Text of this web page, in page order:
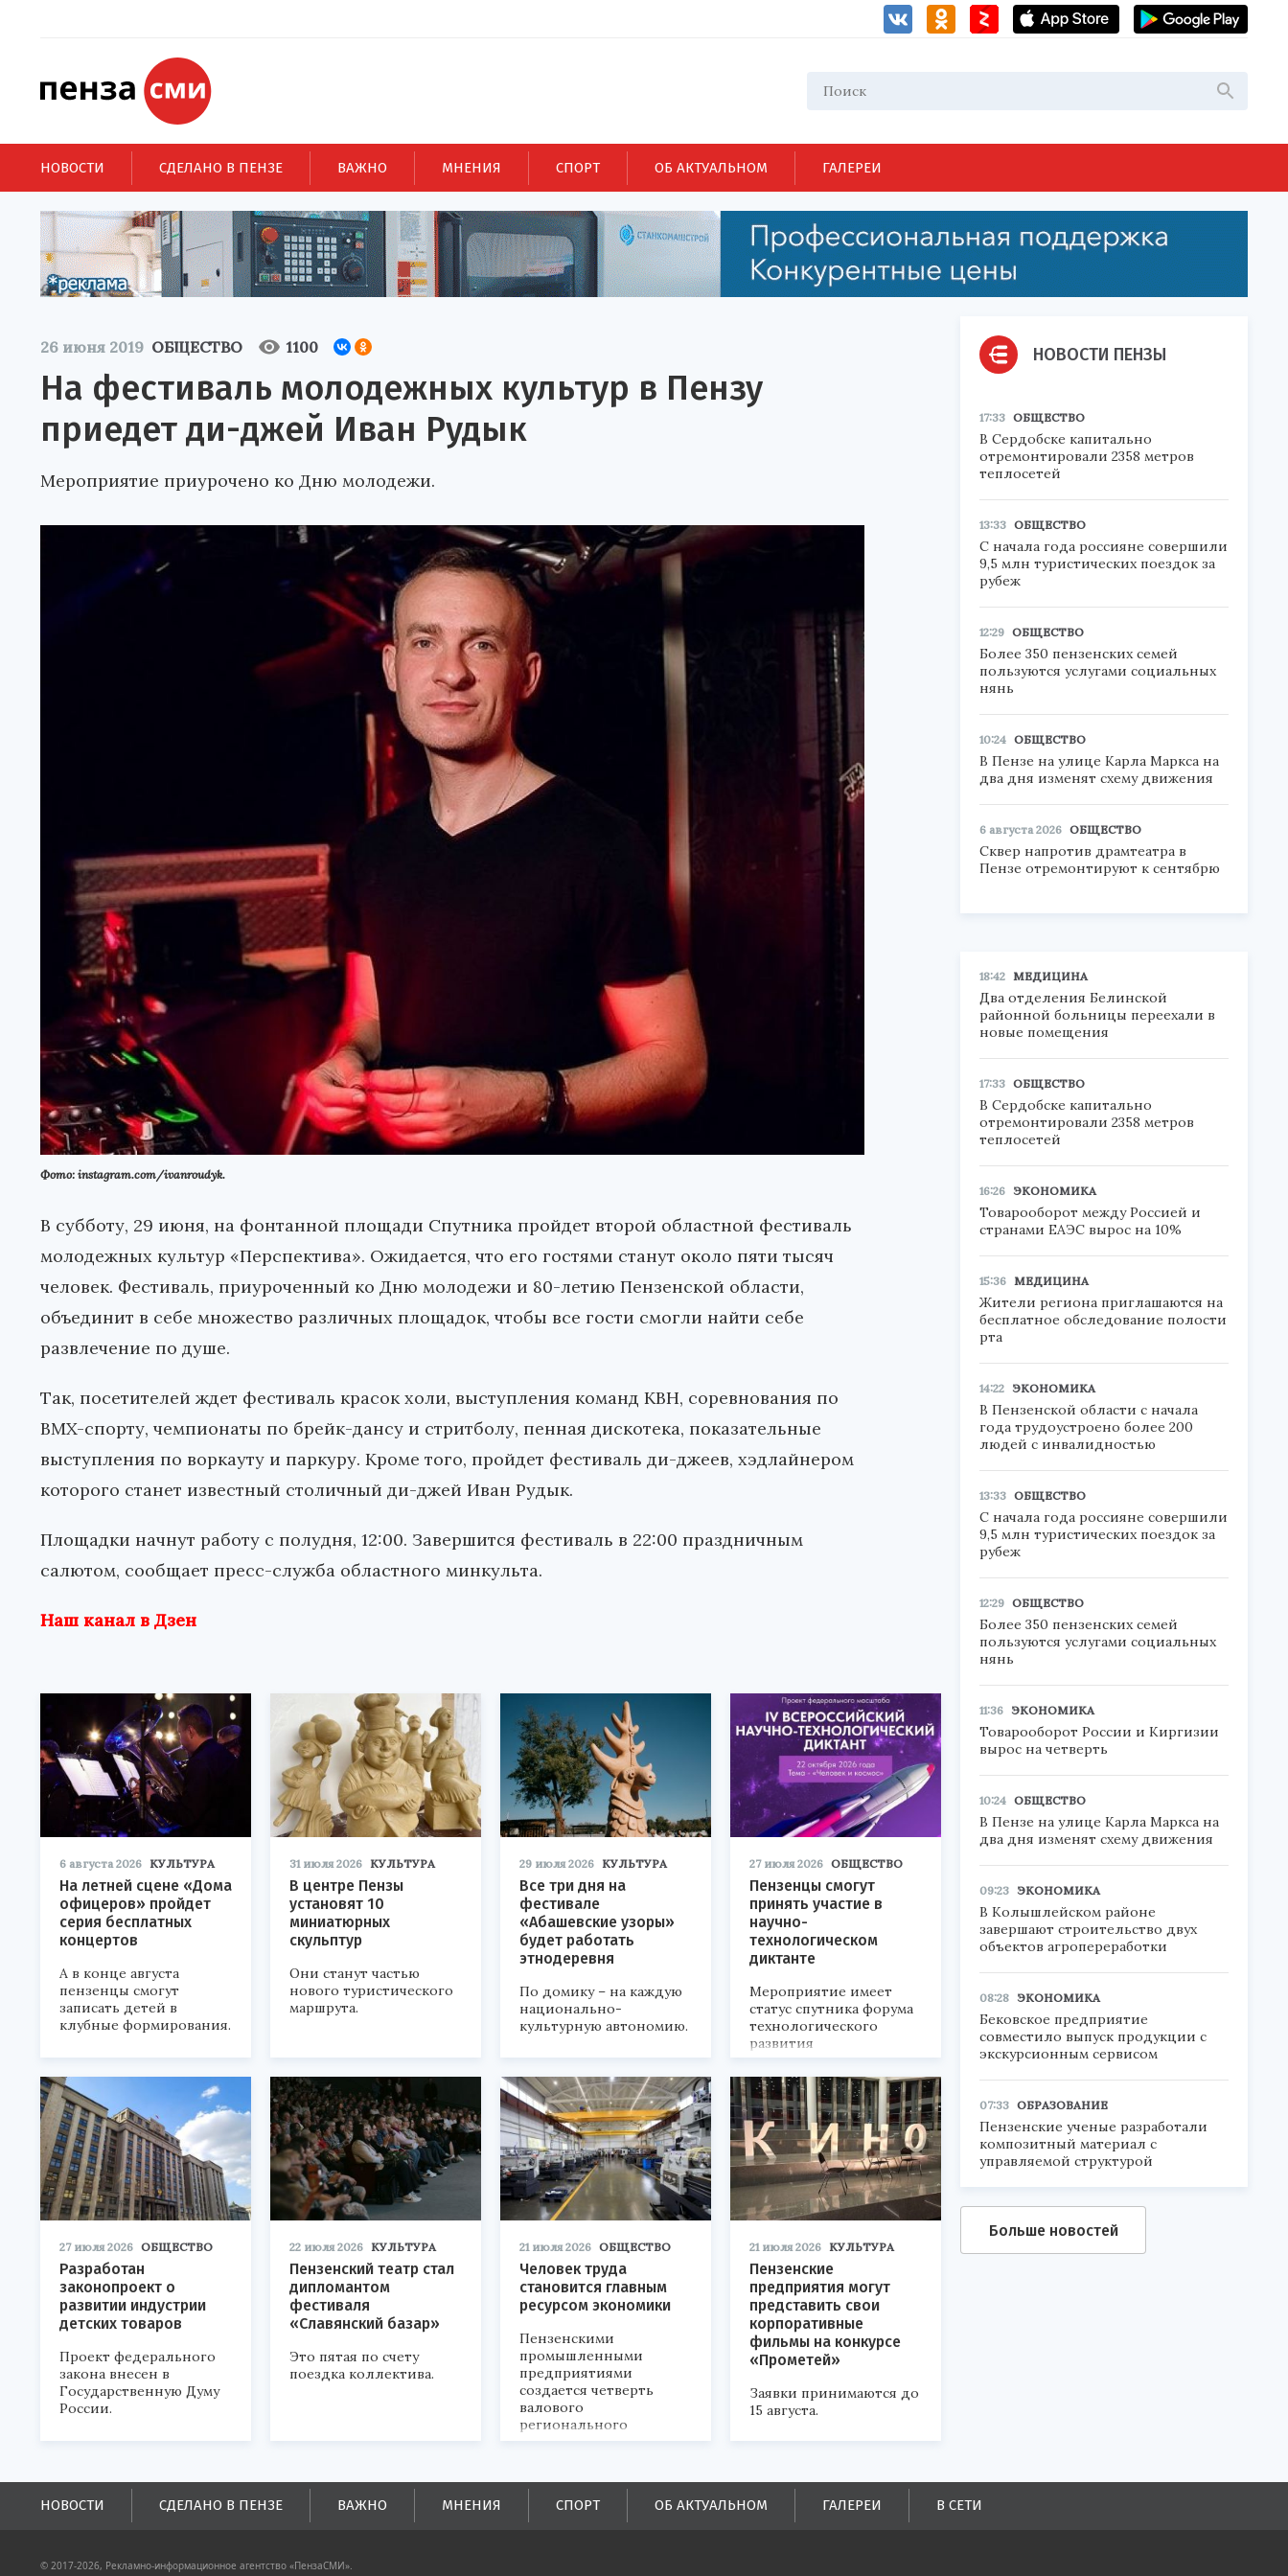
НОВОСТИ СДЕЛАНО В ПЕНЗЕ ВАЖНО МНЕНИЯ СПОРТ ОБ АКТУАЛЬНОМ ГАЛЕРЕИ
26 июня 2019 ОБЩЕСТВО 1100
На фестиваль молодежных культур в Пензу
приедет ди-джей Иван Рудык
Мероприятие приурочено ко Дню молодежи.
Фото: instagram.com/ivanroudyk.
В субботу, 29 июня, на фонтанной площади Спутника пройдет второй областной фестиваль
молодежных культур «Перспектива». Ожидается, что его гостями станут около пяти тысяч
человек. Фестиваль, приуроченный ко Дню молодежи и 80-летию Пензенской области,
объединит в себе множество различных площадок, чтобы все гости смогли найти себе
развлечение по душе.
Так, посетителей ждет фестиваль красок холи, выступления команд КВН, соревнования по
BMX-спорту, чемпионаты по брейк-дансу и стритболу, пенная дискотека, показательные
выступления по воркауту и паркуру. Кроме того, пройдет фестиваль ди-джеев, хэдлайнером
которого станет известный столичный ди-джей Иван Рудык.
Площадки начнут работу с полудня, 12:00. Завершится фестиваль в 22:00 праздничным
салютом, сообщает пресс-служба областного минкульта.
Наш канал в Дзен
6 августа 2026 КУЛЬТУРА
На летней сцене «Дома
офицеров» пройдет
серия бесплатных
концертов
А в конце августа
пензенцы смогут
записать детей в
клубные формирования.
31 июля 2026 КУЛЬТУРА
В центре Пензы
установят 10
миниатюрных
скульптур
Они станут частью
нового туристического
маршрута.
29 июля 2026 КУЛЬТУРА
Все три дня на
фестивале
«Абашевские узоры»
будет работать
этнодеревня
По домику – на каждую
национально-
культурную автономию.
27 июля 2026 ОБЩЕСТВО
Пензенцы смогут
принять участие в
научно-
технологическом
диктанте
Мероприятие имеет
статус спутника форума
технологического
развития
«Технопром-2026».
27 июля 2026 ОБЩЕСТВО
Разработан
законопроект о
развитии индустрии
детских товаров
Проект федерального
закона внесен в
Государственную Думу
России.
22 июля 2026 КУЛЬТУРА
Пензенский театр стал
дипломантом
фестиваля
«Славянский базар»
Это пятая по счету
поездка коллектива.
21 июля 2026 ОБЩЕСТВО
Человек труда
становится главным
ресурсом экономики
Пензенскими
промышленными
предприятиями
создается четверть
валового
регионального
продукта и
поступлений в
бюджеты всех уровней.
21 июля 2026 КУЛЬТУРА
Пензенские
предприятия могут
представить свои
корпоративные
фильмы на конкурсе
«Прометей»
Заявки принимаются до
15 августа.
НОВОСТИ ПЕНЗЫ
17:33 ОБЩЕСТВО
В Сердобске капитально
отремонтировали 2358 метров
теплосетей
13:33 ОБЩЕСТВО
С начала года россияне совершили
9,5 млн туристических поездок за
рубеж
12:29 ОБЩЕСТВО
Более 350 пензенских семей
пользуются услугами социальных
нянь
10:24 ОБЩЕСТВО
В Пензе на улице Карла Маркса на
два дня изменят схему движения
6 августа 2026 ОБЩЕСТВО
Сквер напротив драмтеатра в
Пензе отремонтируют к сентябрю
18:42 МЕДИЦИНА
Два отделения Белинской
районной больницы переехали в
новые помещения
17:33 ОБЩЕСТВО
В Сердобске капитально
отремонтировали 2358 метров
теплосетей
16:26 ЭКОНОМИКА
Товарооборот между Россией и
странами ЕАЭС вырос на 10%
15:36 МЕДИЦИНА
Жители региона приглашаются на
бесплатное обследование полости
рта
14:22 ЭКОНОМИКА
В Пензенской области с начала
года трудоустроено более 200
людей с инвалидностью
13:33 ОБЩЕСТВО
С начала года россияне совершили
9,5 млн туристических поездок за
рубеж
12:29 ОБЩЕСТВО
Более 350 пензенских семей
пользуются услугами социальных
нянь
11:36 ЭКОНОМИКА
Товарооборот России и Киргизии
вырос на четверть
10:24 ОБЩЕСТВО
В Пензе на улице Карла Маркса на
два дня изменят схему движения
09:23 ЭКОНОМИКА
В Колышлейском районе
завершают строительство двух
объектов агропереработки
08:28 ЭКОНОМИКА
Бековское предприятие
совместило выпуск продукции с
экскурсионным сервисом
07:33 ОБРАЗОВАНИЕ
Пензенские ученые разработали
композитный материал с
управляемой структурой
Больше новостей
НОВОСТИ СДЕЛАНО В ПЕНЗЕ ВАЖНО МНЕНИЯ СПОРТ ОБ АКТУАЛЬНОМ ГАЛЕРЕИ В СЕТИ
© 2017-2026, Рекламно-информационное агентство «ПензаСМИ».